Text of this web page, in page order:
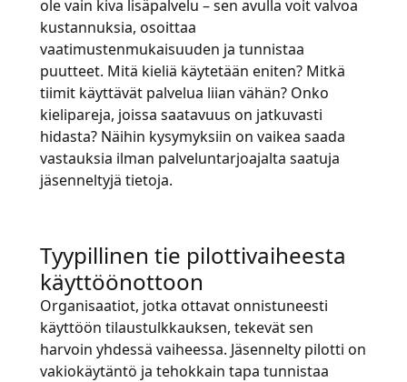
ole vain kiva lisäpalvelu – sen avulla voit valvoa
kustannuksia, osoittaa
vaatimustenmukaisuuden ja tunnistaa
puutteet. Mitä kieliä käytetään eniten? Mitkä
tiimit käyttävät palvelua liian vähän? Onko
kielipareja, joissa saatavuus on jatkuvasti
hidasta? Näihin kysymyksiin on vaikea saada
vastauksia ilman palveluntarjoajalta saatuja
jäsenneltyjä tietoja.
Tyypillinen tie pilottivaiheesta
käyttöönottoon
Organisaatiot, jotka ottavat onnistuneesti
käyttöön tilaustulkkauksen, tekevät sen
harvoin yhdessä vaiheessa. Jäsennelty pilotti on
vakiokäytäntö ja tehokkain tapa tunnistaa